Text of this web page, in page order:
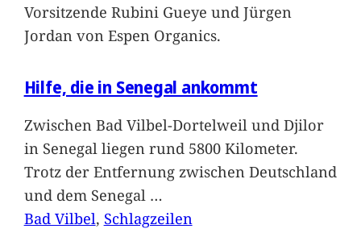
Vorsitzende Rubini Gueye und Jürgen
Jordan von Espen Organics.
Hilfe, die in Senegal ankommt
Zwischen Bad Vilbel-Dortelweil und Djilor
in Senegal liegen rund 5800 Kilometer.
Trotz der Entfernung zwischen Deutschland
und dem Senegal …
Bad Vilbel, Schlagzeilen